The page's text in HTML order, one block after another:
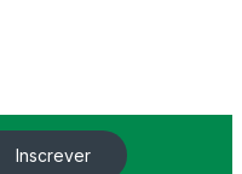
Inscrever